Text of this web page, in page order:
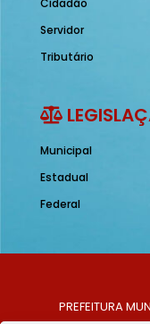
Cidadão
Servidor
Tributário
Municipal
Estadual
Federal
PREFEITURA